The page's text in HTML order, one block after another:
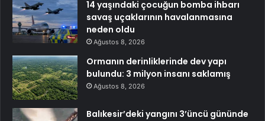
14 yaşındaki çocuğun bomba ihbarı
savaş uçaklarının havalanmasına
neden oldu
Ağustos 8, 2026
Ormanın derinliklerinde dev yapı
bulundu: 3 milyon insanı saklamış
Ağustos 8, 2026
Balıkesir’deki yangını 3’üncü gününde